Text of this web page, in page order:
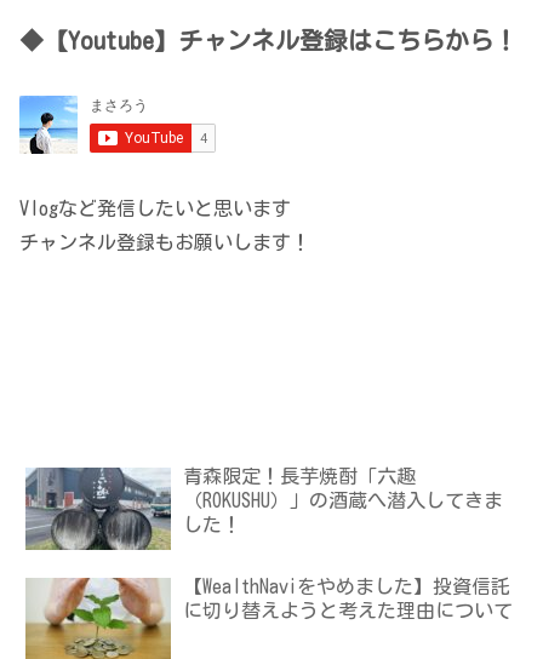
◆【Youtube】チャンネル登録はこちらから！
Vlogなど発信したいと思います
チャンネル登録もお願いします！
青森限定！長芋焼酎「六趣
（ROKUSHU）」の酒蔵へ潜入してきま
した！
【WealthNaviをやめました】投資信託
に切り替えようと考えた理由について